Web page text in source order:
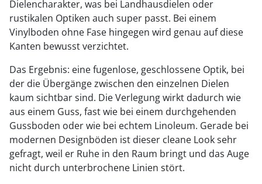
Dielencharakter, was bei Landhausdielen oder
rustikalen Optiken auch super passt. Bei einem
Vinylboden ohne Fase hingegen wird genau auf diese
Kanten bewusst verzichtet.
Das Ergebnis: eine fugenlose, geschlossene Optik, bei
der die Übergänge zwischen den einzelnen Dielen
kaum sichtbar sind. Die Verlegung wirkt dadurch wie
aus einem Guss, fast wie bei einem durchgehenden
Gussboden oder wie bei echtem Linoleum. Gerade bei
modernen Designböden ist dieser cleane Look sehr
gefragt, weil er Ruhe in den Raum bringt und das Auge
nicht durch unterbrochene Linien stört.